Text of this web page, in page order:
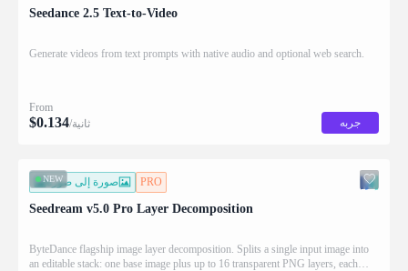
Seedance 2.5 Text-to-Video
Generate videos from text prompts with native audio and optional web search.
From
$0.134 /ثانية جربه
NEW
صورة إلى صورة PRO
Seedream v5.0 Pro Layer Decomposition
ByteDance flagship image layer decomposition. Splits a single input image into
an editable stack: one base image plus up to 16 transparent PNG layers, each